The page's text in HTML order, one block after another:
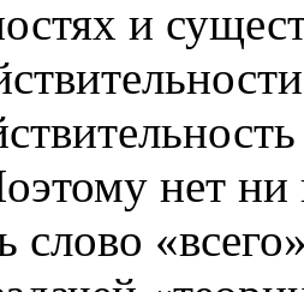
и
нет ни
слово